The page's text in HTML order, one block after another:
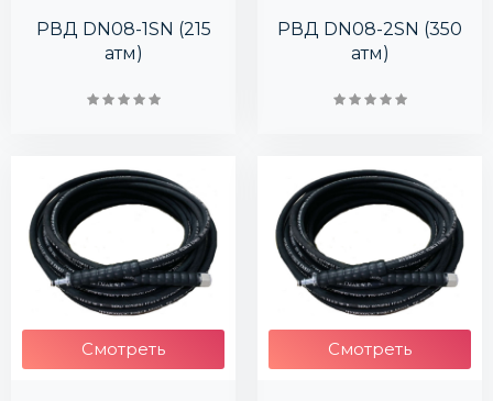
РВД DN08-1SN (215
атм)
РВД DN08-2SN (350
атм)
Смотреть Смотреть